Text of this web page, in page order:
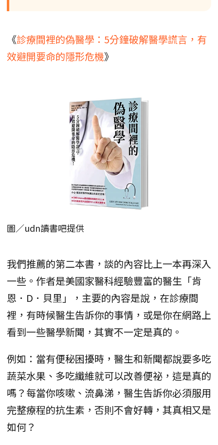
《診療間裡的偽醫學：5分鐘破解醫學謊言，有
效避開要命的隱形危機》
圖／udn讀書吧提供
我們推薦的第二本書，談的內容比上一本再深入
一些。作者是美國家醫科經驗豐富的醫生「肯
恩．D．貝里」，主要的內容是說，在診療間
裡，有時候醫生告訴你的事情，或是你在網路上
看到一些醫學新聞，其實不一定是真的。
例如：當有便秘困擾時，醫生和新聞都說要多吃
蔬菜水果、多吃纖維就可以改善便祕，這是真的
嗎？每當你咳嗽、流鼻涕，醫生告訴你必須服用
完整療程的抗生素，否則不會好轉，其真相又是
如何？